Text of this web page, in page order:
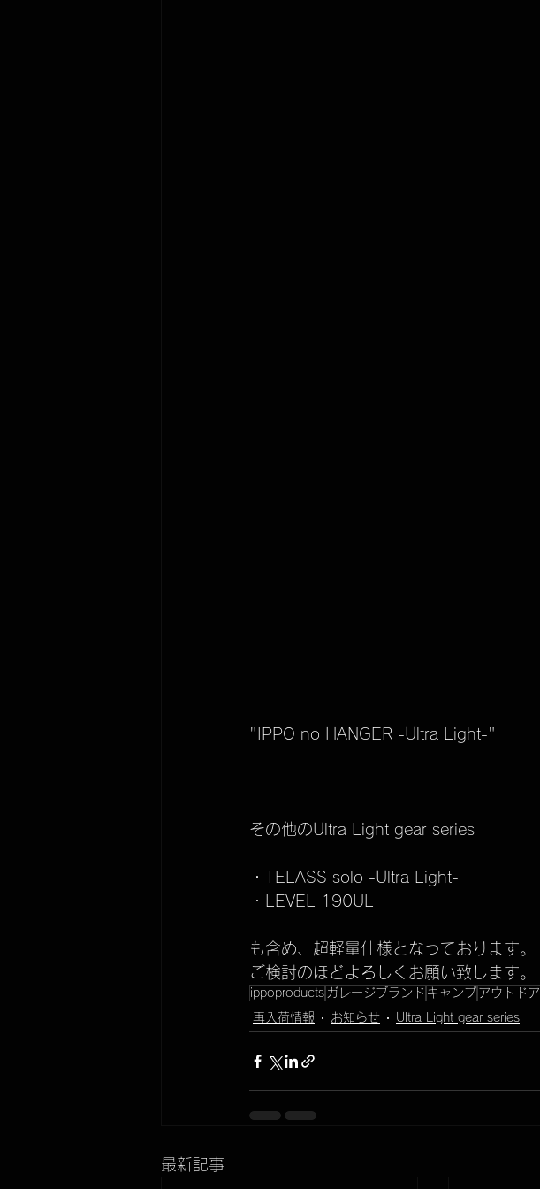
"IPPO no HANGER -Ultra Light-"
その他のUltra Light gear series
・TELASS solo -Ultra Light-
・LEVEL 190UL
も含め、超軽量仕様となっております。
ご検討のほどよろしくお願い致します。
ippoproducts ガレージブランド キャンプ アウトドア
再入荷情報
お知らせ Ultra Light gear series
最新記事